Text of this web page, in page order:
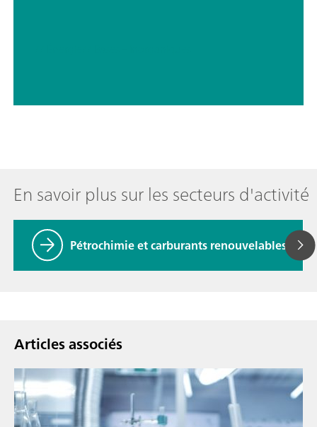
En savoir plus sur les secteurs d'activité
Pétrochimie et carburants renouvelables
Articles associés